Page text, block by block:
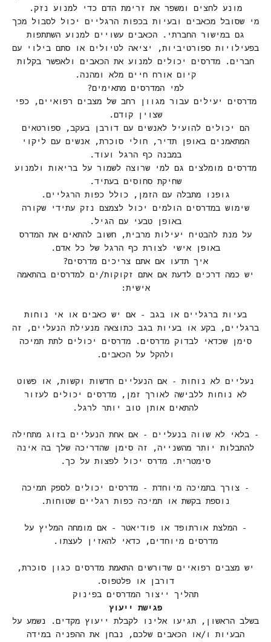
מונע לחצים ומשפר את זרימת הדם כדי למנוע נזק.
מי שסובל מכאבים ובעיות בכפות הרגליים יכול לסבול מכך
גם במישור החברתי. הכאבים עשויים למנוע השתתפות
בפעילויות ספורטיביות, יציאה לטיולים או סתם בילוי עם
חברים. מדרסים יכולים למנוע את הכאבים ולאפשר בקלות
קיום אורח חיים מלא ומהנה.
למי המדרסים מתאימים?
מדרסים יעילים עבור מגוון רחב של מצבים רפואיים, כפי
שצוין קודם.
הם יכולים להועיל לאנשים עם דורבן בעקב, ספורטאים
המתאמנים באופן תדיר, חולי סוכרת, אנשים עם ליקוי
במבנה כף הרגל ועוד.
מדרסים מומלצים גם למי שרוצה לשמור על בריאות ולמנוע
שחיקת סחוסים בעתיד.
גופנו מתבלה עם הזמן, כולל כפות הרגליים.
שימוש במדרסים הולמים יכול לצמצם נזק עתידי שקורה
באופן טבעי עם הגיל.
על מנת להבטיח יעילות מרבית, חשוב להתאים את המדרס
באופן אישי לצורת כף הרגל של כל אדם.
איך תדעו אם אתם צריכים מדרסים?
יש כמה דרכים לדעת אם אתם זקוקות/ים למדרסים בהתאמה
אישית:
בעיות ברגליים או בגב - אם יש כאבים או אי נוחות
ברגליים, בקע או בעיות בגב כתוצאה מנעילת הנעליים, זה
סימן שכדאי לבדוק מדרסים. מדרסים יכולים לתת תמיכה
ולהקל על הכאבים.
נעליים לא נוחות - אם הנעליים חדשות וקשות, או פשוט
לא נוחות ללבישה לאורך זמן, מדרסים יכולים לעזור
להתאים אותן טוב יותר לרגל.
- בלאי לא שווה בנעליים - אם אחת הנעליים בזוג מתחילה
להתבלות יותר מהשנייה, זה סימן שהדריכה שלך בה אינה
סימטרית. מדרס יכול לפצות על כך.
- צורך בתמיכה מיוחדת - מדרסים יכולים לספק תמיכה
נוספת בקשת או תמיכה כפות רגליים שטוחות.
- המלצת אורתופד או פודיאטר - אם מומחה המליץ על
מדרסים מיוחדים, כדאי להאזין לעצתו.
יש מצבים רפואיים שדורשים התאמת מדרסים כגון סוכרת,
דורבן או פלטפוס.
תהליך ייצור המדרסים בפינוק
פגישת ייעוץ
בשלב הראשון, תגיעו אלינו לקבלת ייעוץ מקדים. נשמע על
הבעיות ו/או הכאבים שלכם, נבחן את ההפניה במידה